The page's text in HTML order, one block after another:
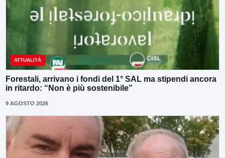
ATTUALITÀ
Forestali, arrivano i fondi del 1° SAL ma stipendi ancora
in ritardo: “Non è più sostenibile”
9 AGOSTO 2026